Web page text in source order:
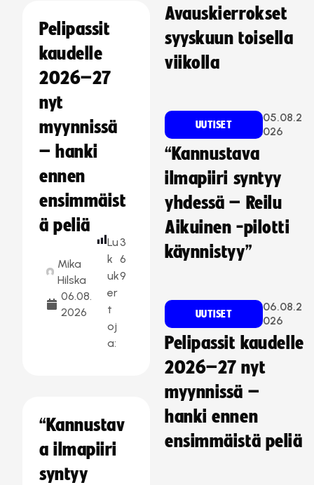
Pelipassit
kaudelle
2026–27
nyt
myynnissä
– hanki
ennen
ensimmäist
ä peliä
Mika
Hilska
06.08.
2026
Lu
k
uk
er
t
oj
a:
3
6
9
“Kannustav
a ilmapiiri
syntyy
Avauskierrokset
syyskuun toisella
viikolla
UUTISET
05.08.2
026
“Kannustava
ilmapiiri syntyy
yhdessä – Reilu
Aikuinen -pilotti
käynnistyy”
UUTISET
06.08.2
026
Pelipassit kaudelle
2026–27 nyt
myynnissä –
hanki ennen
ensimmäistä peliä